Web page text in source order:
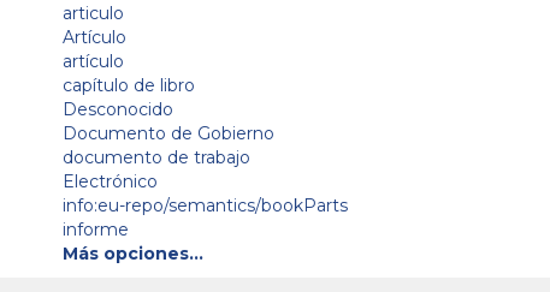
articulo
Artículo
artículo
capítulo de libro
Desconocido
Documento de Gobierno
documento de trabajo
Electrónico
info:eu-repo/semantics/bookParts
informe
Más opciones…